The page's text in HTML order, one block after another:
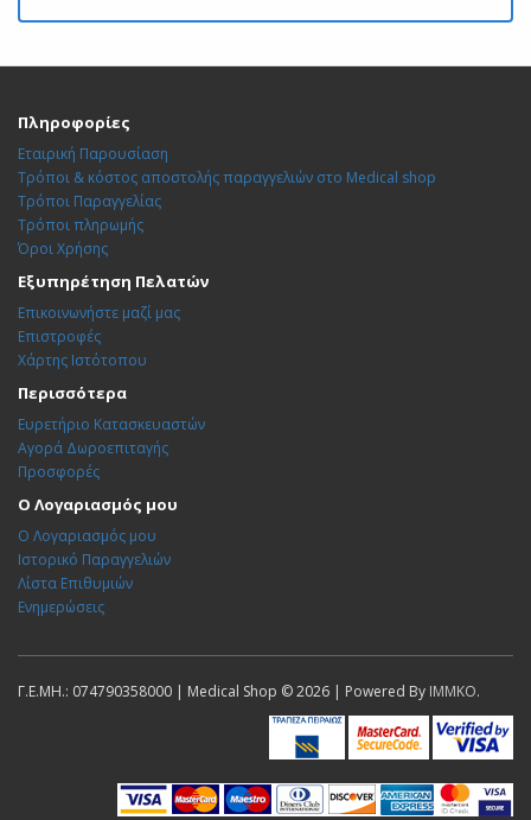
Πληροφορίες
Εταιρική Παρουσίαση
Τρόποι & κόστος αποστολής παραγγελιών στο Medical shop
Τρόποι Παραγγελίας
Τρόποι πληρωμής
Όροι Χρήσης
Εξυπηρέτηση Πελατών
Επικοινωνήστε μαζί μας
Επιστροφές
Χάρτης Ιστότοπου
Περισσότερα
Ευρετήριο Κατασκευαστών
Αγορά Δωροεπιταγής
Προσφορές
Ο Λογαριασμός μου
Ο Λογαριασμός μου
Ιστορικό Παραγγελιών
Λίστα Επιθυμιών
Ενημερώσεις
Γ.Ε.ΜΗ.: 074790358000 | Medical Shop © 2026 | Powered By IMMKO.